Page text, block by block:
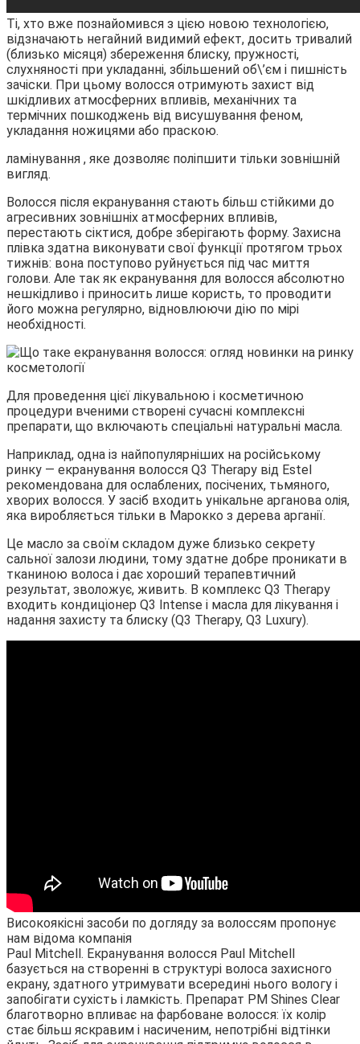
Ті, хто вже познайомився з цією новою технологією,
відзначають негайний видимий ефект, досить тривалий
(близько місяця) збереження блиску, пружності,
слухняності при укладанні, збільшений об\’єм і пишність
зачіски. При цьому волосся отримують захист від
шкідливих атмосферних впливів, механічних та
термічних пошкоджень від висушування феном,
укладання ножицями або праскою.
ламінування , яке дозволяє поліпшити тільки зовнішній
вигляд.
Волосся після екранування стають більш стійкими до
агресивних зовнішніх атмосферних впливів,
перестають сіктися, добре зберігають форму. Захисна
плівка здатна виконувати свої функції протягом трьох
тижнів: вона поступово руйнується під час миття
голови. Але так як екранування для волосся абсолютно
нешкідливо і приносить лише користь, то проводити
його можна регулярно, відновлюючи дію по мірі
необхідності.
Для проведення цієї лікувальною і косметичною
процедури вченими створені сучасні комплексні
препарати, що включають спеціальні натуральні масла.
Наприклад, одна із найпопулярніших на російському
ринку — екранування волосся Q3 Therapy від Estel
рекомендована для ослаблених, посічених, тьмяного,
хворих волосся. У засіб входить унікальне арганова олія,
яка виробляється тільки в Марокко з дерева арганії.
Це масло за своїм складом дуже близько секрету
сальної залози людини, тому здатне добре проникати в
тканиною волоса і дає хороший терапевтичний
результат, зволожує, живить. В комплекс Q3 Therapy
входить кондиціонер Q3 Intense і масла для лікування і
надання захисту та блиску (Q3 Therapy, Q3 Luxury).
Високоякісні засоби по догляду за волоссям пропонує
нам відома компанія
Paul Mitchell. Екранування волосся Paul Mitchell
базується на створенні в структурі волоса захисного
екрану, здатного утримувати всередині нього вологу і
запобігати сухість і ламкість. Препарат PM Shines Clear
благотворно впливає на фарбоване волосся: їх колір
стає більш яскравим і насиченим, непотрібні відтінки